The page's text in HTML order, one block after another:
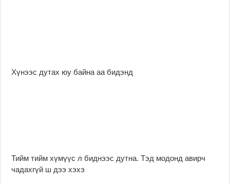
Хүнээс дутах юу байна аа бидэнд
Тийм тийм хүмүүс л биднээс дутна. Тэд модонд авирч
чадахгүй ш дээ хэхэ